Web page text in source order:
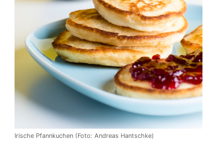
Irische Pfannkuchen (Foto: Andreas Hantschke)